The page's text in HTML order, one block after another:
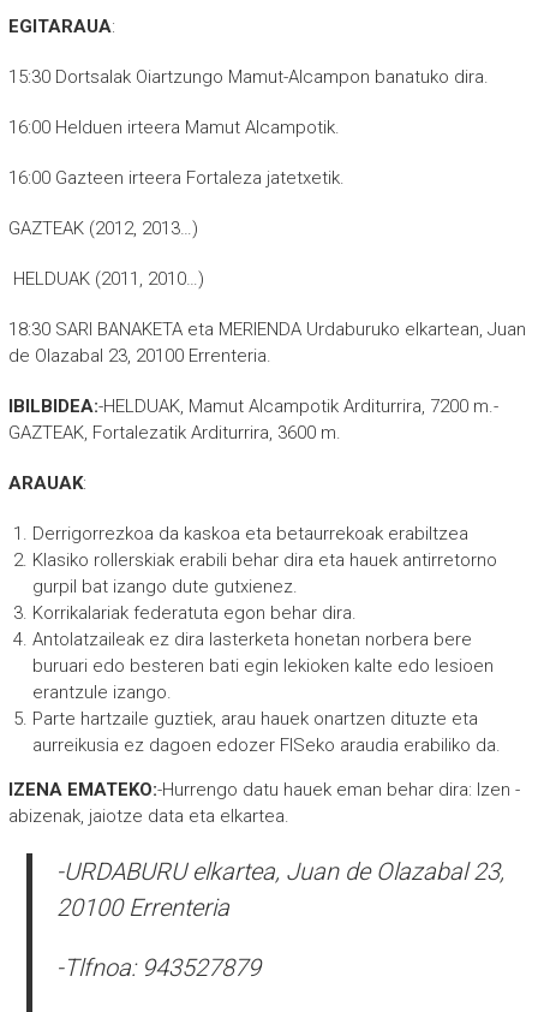
EGITARAUA:
15:30 Dortsalak Oiartzungo Mamut-Alcampon banatuko dira.
16:00 Helduen irteera Mamut Alcampotik.
16:00 Gazteen irteera Fortaleza jatetxetik.
GAZTEAK (2012, 2013…)
HELDUAK (2011, 2010…)
18:30 SARI BANAKETA eta MERIENDA Urdaburuko elkartean, Juan
de Olazabal 23, 20100 Errenteria.
IBILBIDEA:-HELDUAK, Mamut Alcampotik Arditurrira, 7200 m.-
GAZTEAK, Fortalezatik Arditurrira, 3600 m.
ARAUAK:
Derrigorrezkoa da kaskoa eta betaurrekoak erabiltzea
Klasiko rollerskiak erabili behar dira eta hauek antirretorno
gurpil bat izango dute gutxienez.
Korrikalariak federatuta egon behar dira.
Antolatzaileak ez dira lasterketa honetan norbera bere
buruari edo besteren bati egin lekioken kalte edo lesioen
erantzule izango.
Parte hartzaile guztiek, arau hauek onartzen dituzte eta
aurreikusia ez dagoen edozer FISeko araudia erabiliko da.
IZENA EMATEKO:-Hurrengo datu hauek eman behar dira: Izen -
abizenak, jaiotze data eta elkartea.
-URDABURU elkartea, Juan de Olazabal 23,
20100 Errenteria
-Tlfnoa: 943527879